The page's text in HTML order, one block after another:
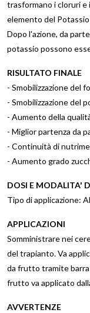
trasformano i cloruri e
elemento del
Dopo l'azione, da
potassio possono
RISULTATO FINALE
- Smobilizzazione del
- Smobilizzazione del
- Aumento della
- Miglior partenza da
- Continuità di
- Aumento grado
DOSI E MODALITA'
Tipo di applicazione:
APPLICAZIONI
Somministrare nei
del trapianto. Va
da frutto tramite
frutto va applicato
AVVERTENZE